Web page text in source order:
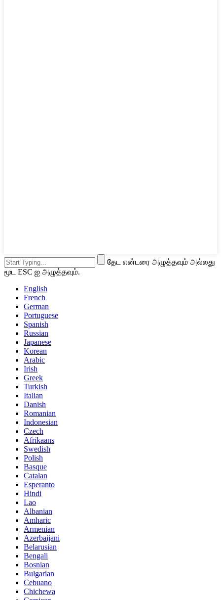
தேட என்டரை அழுத்தவும் அல்லது
மூட ESC ஐ அழுத்தவும்.
English
French
German
Portuguese
Spanish
Russian
Japanese
Korean
Arabic
Irish
Greek
Turkish
Italian
Danish
Romanian
Indonesian
Czech
Afrikaans
Swedish
Polish
Basque
Catalan
Esperanto
Hindi
Lao
Albanian
Amharic
Armenian
Azerbaijani
Belarusian
Bengali
Bosnian
Bulgarian
Cebuano
Chichewa